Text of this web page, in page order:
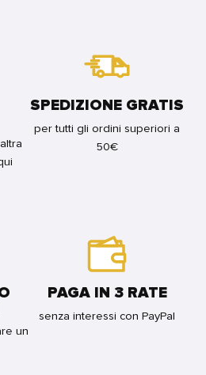
SPEDIZIONE GRATIS
per tutti gli ordini superiori a
50€
un
PAGA IN 3 RATE
senza interessi con PayPal